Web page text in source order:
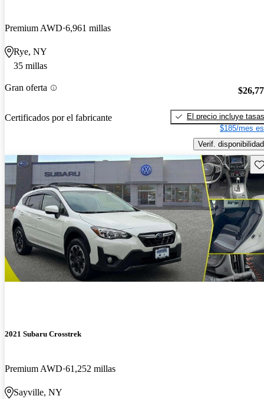
Premium AWD 6,961 millas
Rye, NY
35 millas
Gran oferta
Certificados por el fabricante
El precio incluye tasas
$185/mes
Verif. disponibilidad
2021 Subaru Crosstrek
Premium AWD 61,252 millas
Sayville, NY